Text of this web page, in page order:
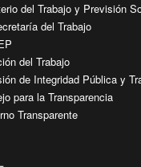
del Trabajo y Previsión
del Trabajo
del Trabajo
de Integridad Pública y
para la Transparencia
Transparente